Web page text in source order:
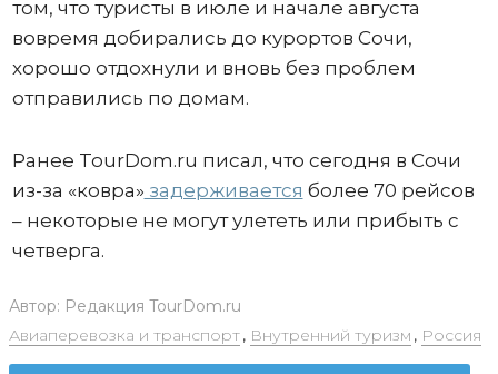
том, что туристы в июле и начале августа
вовремя добирались до курортов Сочи,
хорошо отдохнули и вновь без проблем
отправились по домам.
Ранее TourDom.ru писал, что сегодня в Сочи
из-за «ковра» задерживается более 70 рейсов
– некоторые не могут улететь или прибыть с
четверга.
Автор: Редакция TourDom.ru
Авиаперевозка и транспорт, Внутренний туризм , Россия